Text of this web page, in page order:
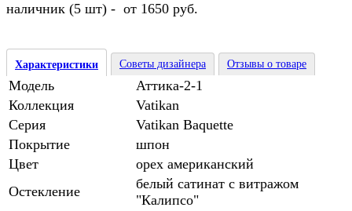
наличник (5 шт) - от 1650 руб.
Характеристики Советы дизайнера Отзывы о товаре
Модель
Аттика-2-1
Коллекция
Vatikan
Серия
Vatikan Baquette
Покрытие
шпон
Цвет
орех американский
Остекление
белый сатинат с витражом
"Калипсо"